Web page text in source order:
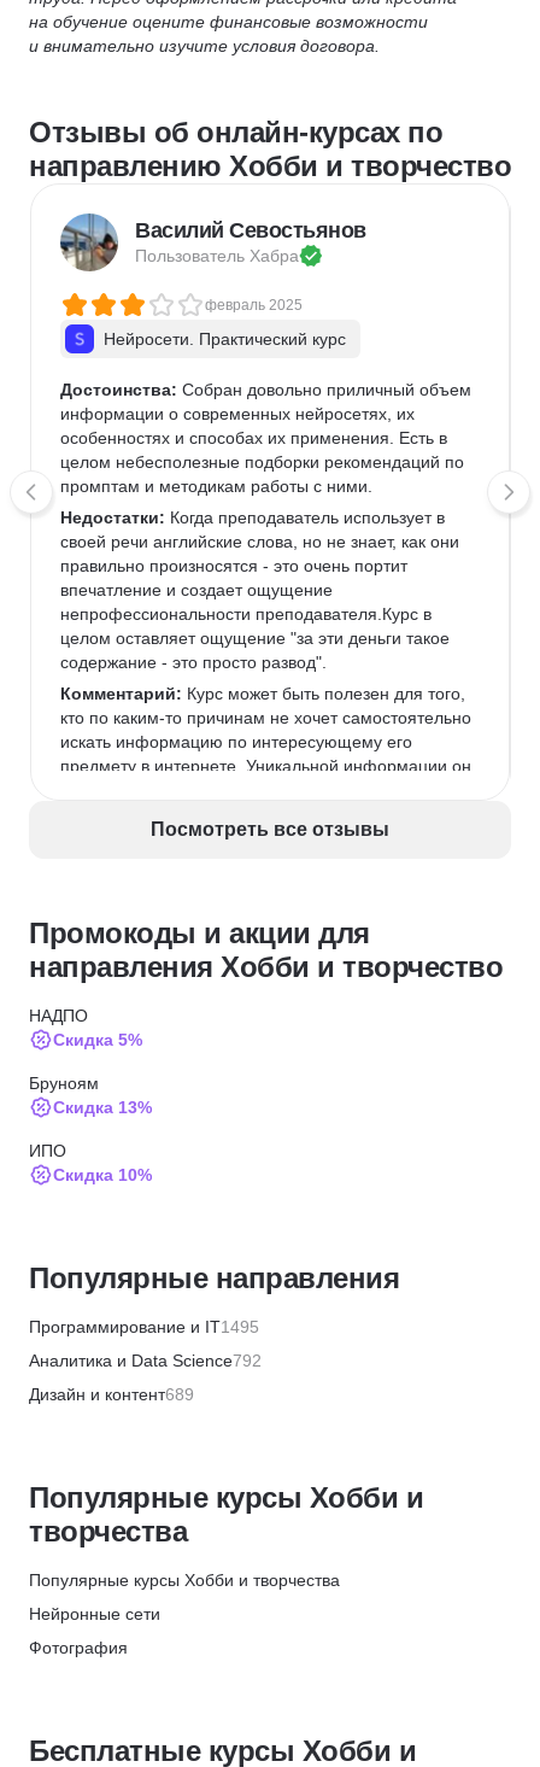
на обучение оцените финансовые возможности
и внимательно изучите условия договора.
Отзывы об онлайн-курсах по
направлению Хобби и творчество
Василий Севостьянов
Пользователь Хабра
февраль 2025
Нейросети. Практический курс
Достоинства: Собран довольно приличный объем
информации о современных нейросетях, их
особенностях и способах их применения. Есть в
целом небесполезные подборки рекомендаций по
промптам и методикам работы с ними.
Недостатки: Когда преподаватель использует в
своей речи английские слова, но не знает, как они
правильно произносятся - это очень портит
впечатление и создает ощущение
непрофессиональности преподавателя.Курс в
целом оставляет ощущение "за эти деньги такое
содержание - это просто развод".
Комментарий: Курс может быть полезен для того,
кто по каким-то причинам не хочет самостоятельно
искать информацию по интересующему его
предмету в интернете. Уникальной информации он
через призму восприятия авторов.Таких денег
Посмотреть все отзывы
Промокоды и акции для
направления Хобби и творчество
НАДПО
Скидка 5%
Бруноям
Скидка 13%
ИПО
Скидка 10%
Академия Эдюсон
ЦАППКК
НИПКЭФ
Скидка 6%
Скидка 1000 ₽
НЦПО
Скидка 500 ₽
ИПО
Популярные направления
Программирование и IT1495
Аналитика и Data Science792
Дизайн и контент689
Финансы и бухгалтерия656
HR и рекрутинг328
Популярные курсы Хобби и
творчества
Популярные курсы Хобби и творчества
Нейронные сети
Фотография
Кройка и шитье
Бесплатные курсы Хобби и